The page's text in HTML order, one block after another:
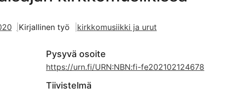
Kirjallinen työ kirkkomusiikki ja urut
Pysyvä osoite
https://urn.fi/URN:NBN:fi-fe202102124678
Tiivistelmä